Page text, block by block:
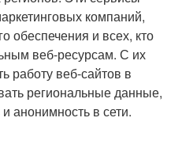
компаний,
обеспечения и всех, кто
веб-ресурсам. С их
работу веб-сайтов в
региональные данные,
анонимность в сети.